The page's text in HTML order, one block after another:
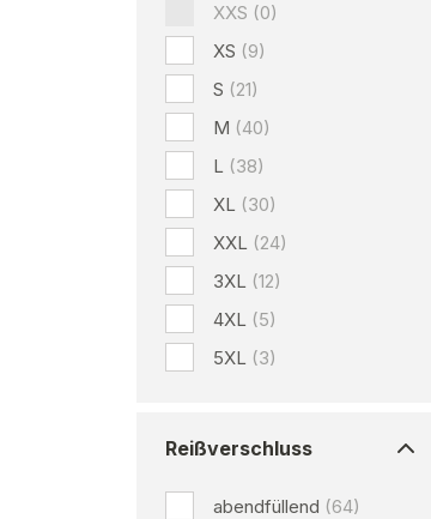
XXS (0)
XS (9)
S (21)
M (40)
L (38)
XL (30)
XXL (24)
3XL (12)
4XL (5)
5XL (3)
Reißverschluss
abendfüllend (64)